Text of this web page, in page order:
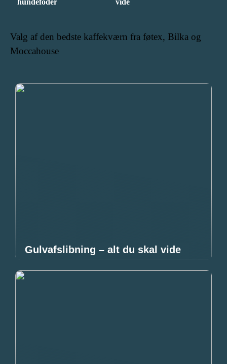
hundefoder
vide
Valg af den bedste kaffekværn fra føtex, Bilka og
Moccahouse
Gulvafslibning – alt du skal vide